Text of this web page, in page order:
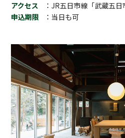
アクセス
：JR五日市線「武蔵五
申込期限
：当日も可